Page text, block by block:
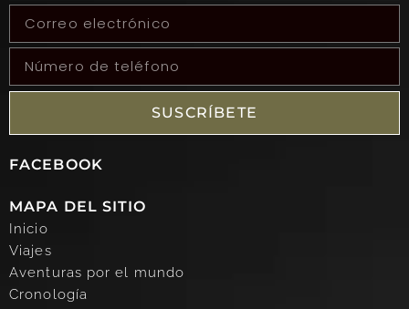
SUSCRÍBETE
FACEBOOK
MAPA DEL SITIO
Inicio
Viajes
Aventuras por el mundo
Cronología